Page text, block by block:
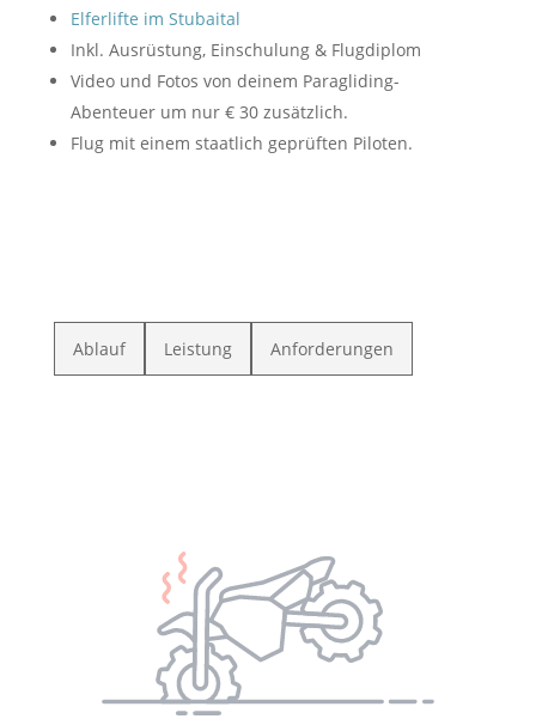
Elferlifte im Stubaital
Inkl. Ausrüstung, Einschulung & Flugdiplom
Video und Fotos von deinem Paragliding-
Abenteuer um nur € 30 zusätzlich.
Flug mit einem staatlich geprüften Piloten.
Ablauf Leistung Anforderungen